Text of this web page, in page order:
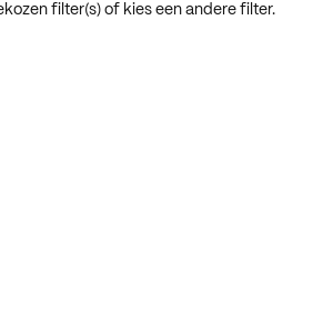
filter(s) of kies een andere filter.